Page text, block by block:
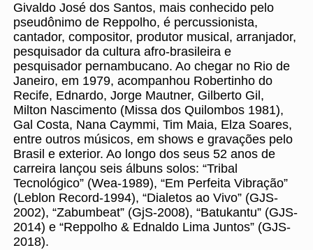
Givaldo José dos Santos, mais conhecido pelo
pseudônimo de Reppolho, é percussionista,
cantador, compositor, produtor musical, arranjador,
pesquisador da cultura afro-brasileira e
pesquisador pernambucano. Ao chegar no Rio de
Janeiro, em 1979, acompanhou Robertinho do
Recife, Ednardo, Jorge Mautner, Gilberto Gil,
Milton Nascimento (Missa dos Quilombos 1981),
Gal Costa, Nana Caymmi, Tim Maia, Elza Soares,
entre outros músicos, em shows e gravações pelo
Brasil e exterior. Ao longo dos seus 52 anos de
carreira lançou seis álbuns solos: “Tribal
Tecnológico” (Wea-1989), “Em Perfeita Vibração”
(Leblon Record-1994), “Dialetos ao Vivo” (GJS-
2002), “Zabumbeat” (GjS-2008), “Batukantu” (GJS-
2014) e “Reppolho & Ednaldo Lima Juntos” (GJS-
2018).